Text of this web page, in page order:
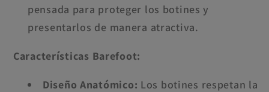
pensada para proteger los botines y
presentarlos de manera atractiva.
Características Barefoot:
Diseño Anatómico: Los botines respetan la